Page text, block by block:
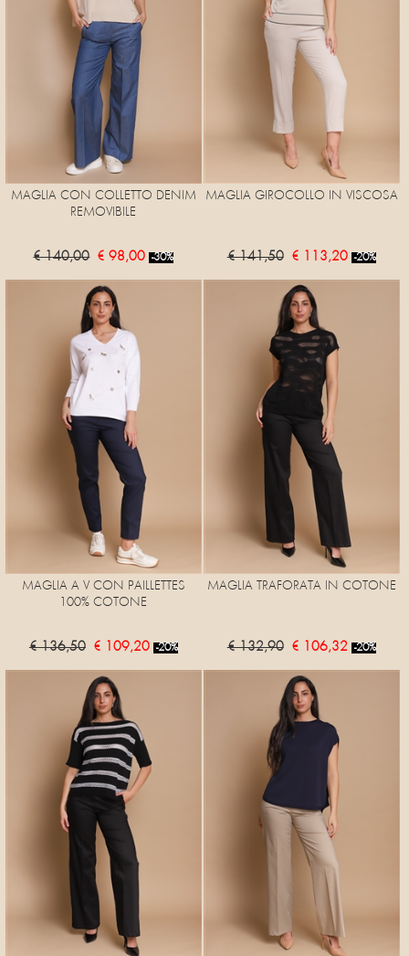
MAGLIA CON COLLETTO DENIM
REMOVIBILE
€ 140,00 € 98,00 -30%
MAGLIA GIROCOLLO IN VISCOSA
€ 141,50 € 113,20 -20%
MAGLIA A V CON PAILLETTES
100% COTONE
€ 136,50 € 109,20 -20%
MAGLIA TRAFORATA IN COTONE
€ 132,90 € 106,32 -20%